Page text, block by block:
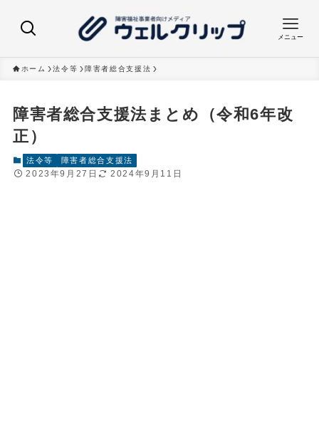
メニュー
ホーム 法令等 障害者総合支援法
障害者総合支援法まとめ（令和6年改
正）
法令等 障害者総合支援法
2023年9月27日 2024年9月11日